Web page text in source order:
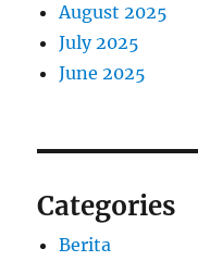
August 2025
July 2025
June 2025
Categories
Berita